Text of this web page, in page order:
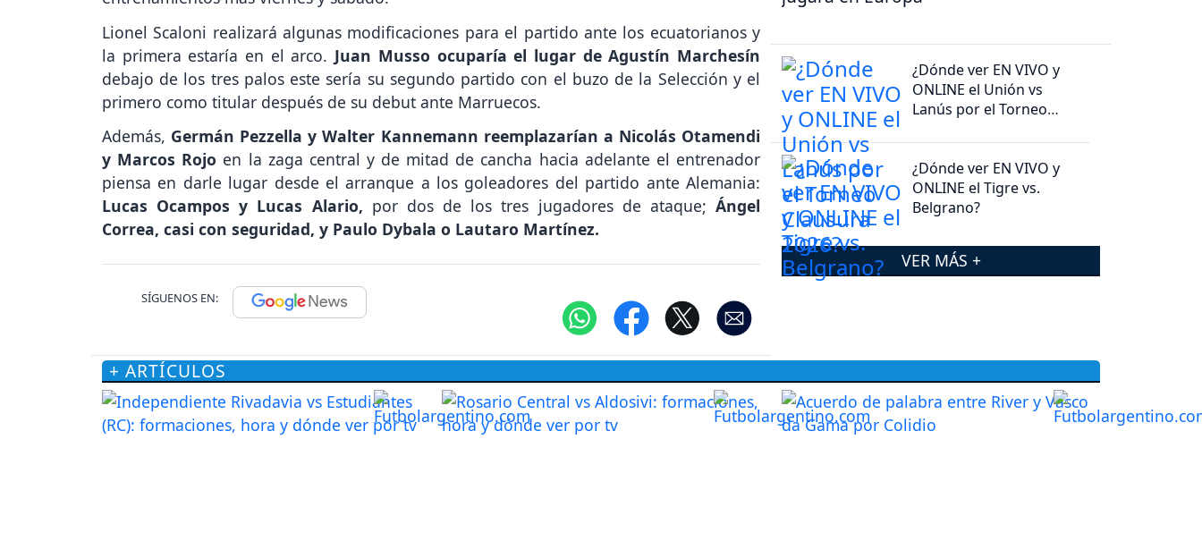
Lionel Scaloni realizará algunas modificaciones para el partido ante los ecuatorianos y
la primera estaría en el arco. Juan Musso ocuparía el lugar de Agustín Marchesín
debajo de los tres palos este sería su segundo partido con el buzo de la Selección y el
primero como titular después de su debut ante Marruecos.
Además, Germán Pezzella y Walter Kannemann reemplazarían a Nicolás Otamendi
y Marcos Rojo en la zaga central y de mitad de cancha hacia adelante el entrenador
piensa en darle lugar desde el arranque a los goleadores del partido ante Alemania:
Lucas Ocampos y Lucas Alario, por dos de los tres jugadores de ataque;Ángel
Correa, casi con seguridad, y Paulo Dybala o Lautaro Martínez.
SÍGUENOS EN:
¿Dónde ver EN VIVO y
ONLINE el Unión vs
Lanús por el Torneo
¿Dónde ver EN VIVO y
ONLINE el Tigre vs.
Belgrano?
VER MÁS +
+ ARTÍCULOS